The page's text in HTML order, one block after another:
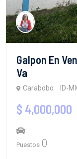
Galpon En
Va
Carabobo ID-
$ 4,000,000
Puestos 0